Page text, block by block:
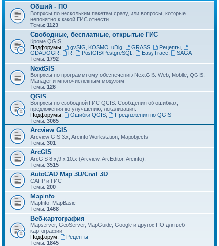
Общий - ПО
Вопросы по нескольким пакетам сразу, или вопросы, которые
непонятно к какой ГИС отнести
Темы: 1123
Свободные, бесплатные, открытые ГИС
Кроме QGIS
Подфорумы:
gvSIG, KOSMO, uDig, GRASS, Рецепты,
GDAL/OGR
R PostGIS/PostgreSQL EasyTrace,
SAGA
Темы: 1792
NextGIS
Вопросы по программному обеспечению NextGIS: Web, Mobile, QGIS,
Manager и многочисленным модулям
Темы: 126
QGIS
Вопросы по свободной ГИС QGIS. Сообщения об ошибках,
предложения по улучшению, локализация.
Подфорумы:
Ошибки QGIS,
Предложения по QGIS
Темы: 3065
Arcview GIS
Arcview GIS 3.x, Arcinfo Workstation, Mapobjects
Темы: 301
ArcGIS
ArcGIS 8.x,9.x,10.x (Arcview, ArcEditor, Arcinfo).
Темы: 3515
AutoCAD Map 3D/Civil 3D
САПР и ГИС
Темы: 200
MapInfo
MapInfo, MapBasic
Темы: 1468
Веб-картография
Mapserver, GeoServer, MapGuide, Google и другое ПО для веб-
картографии
Подфорум:
Рецепты
Темы: 1845